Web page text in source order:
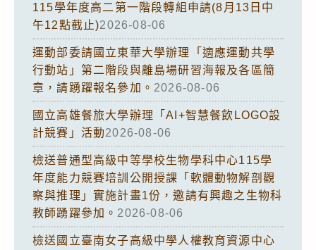
115學年度高二第一階段轉組申請(8月13日中
午12點截止)2026-08-06
運動部委請國立東華大學辦理「適應運動共學
行動站」第二階段與離島場研習海報及各區簡
章，請踴躍報名參加。 2026-08-06
國立高雄餐旅大學辦理「AI+智慧餐飲LOGO設
計競賽」活動2026-08-06
檢送普通型高級中等學校生物學科中心115學
年度能力競賽培訓公開授課「軟體動物解剖觀
察與推理」實施計畫1份，邀請有興趣之生物科
教師踴躍參加。 2026-08-06
檢送國立臺南女子高級中學人權教育資源中心